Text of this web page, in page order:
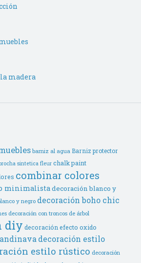
madera
barniz al agua Barniz protector
sintetica fleur chalk paint
combinar colores
minimalistadecoración blanco y
y negro decoración boho chic
decoración con troncos de árbol
diy decoración efecto oxido
decoración estilo
estilo rústico decoración